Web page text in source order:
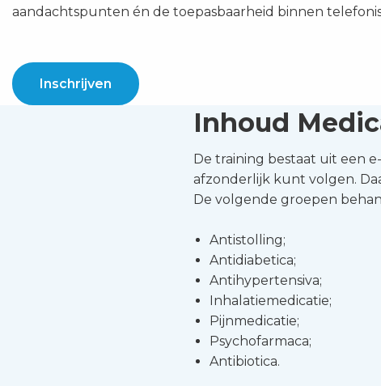
aandachtspunten én de toepasbaarheid binnen
Inschrijven
Inhoud
De training bestaat uit een
afzonderlijk kunt volgen.
De volgende groepen
Antistolling;
Antidiabetica;
Antihypertensiva;
Inhalatiemedicatie;
Pijnmedicatie;
Psychofarmaca;
Antibiotica.